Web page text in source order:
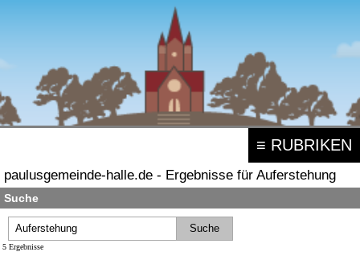
≡ RUBRIKEN
paulusgemeinde-halle.de - Ergebnisse für Auferstehung
Suche
5 Ergebnisse